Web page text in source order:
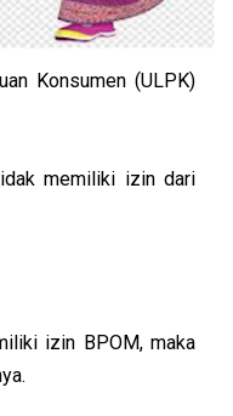
Konsumen (ULPK)
memiliki izin dari
izin BPOM, maka